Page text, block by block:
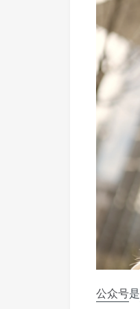
公众号是